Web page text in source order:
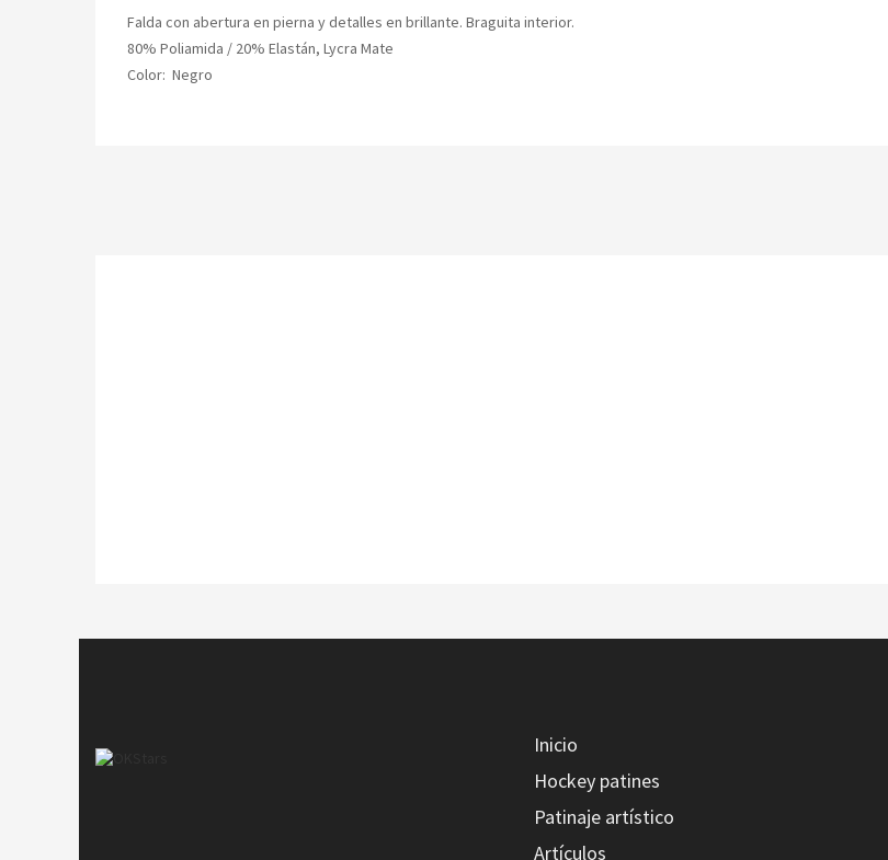
Falda con abertura en pierna y detalles en brillante. Braguita interior.
80% Poliamida / 20% Elastán, Lycra Mate
Color: Negro
Inicio
Hockey patines
Patinaje artístico
Artículos